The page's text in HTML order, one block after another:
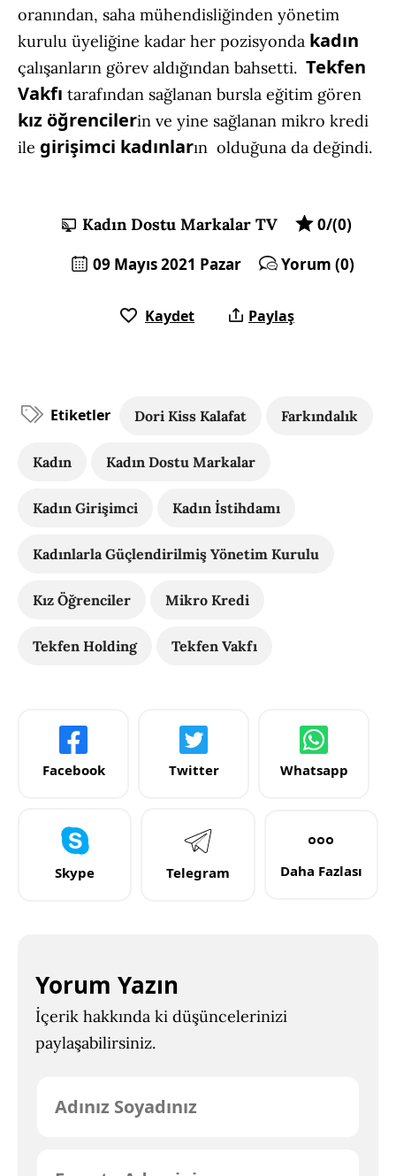
oranından, saha mühendisliğinden yönetim
kurulu üyeliğine kadar her pozisyonda kadın
çalışanların görev aldığından bahsetti. Tekfen
Vakfı tarafından sağlanan bursla eğitim gören
kız öğrencilerin ve yine sağlanan mikro kredi
ile girişimci kadınların olduğuna da değindi.
Kadın Dostu Markalar TV
0/(0)
09 Mayıs 2021 Pazar
Yorum (0)
Kaydet Paylaş
Etiketler Dori Kiss Kalafat Farkındalık
Kadın Kadın Dostu Markalar
Kadın Girişimci Kadın İstihdamı
Kadınlarla Güçlendirilmiş Yönetim Kurulu
Kız Öğrenciler Mikro Kredi
Tekfen Holding Tekfen Vakfı
Facebook Twitter Whatsapp
Skype Telegram Daha Fazlası
Yorum Yazın
İçerik hakkında ki düşüncelerinizi
paylaşabilirsiniz.